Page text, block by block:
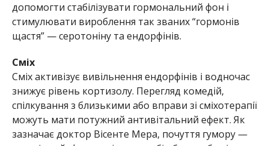
допомогти стабілізувати гормональний фон і
стимулювати вироблення так званих “гормонів
щастя” — серотоніну та ендорфінів.
Сміх
Сміх активізує вивільнення ендорфінів і водночас
знижує рівень кортизолу. Перегляд комедій,
спілкування з близькими або вправи зі сміхотерапії
можуть мати потужний антивітальний ефект. Як
зазначає доктор Вісенте Мера, почуття гумору —